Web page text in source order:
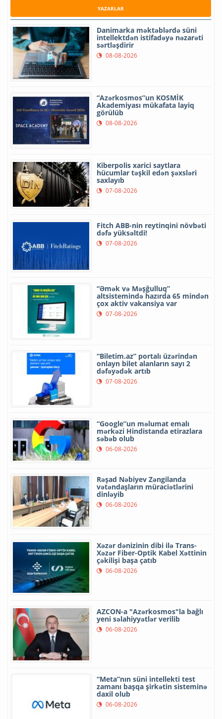
YAZARLAR
Danimarka məktəblərdə süni
intellektdən istifadəyə nəzarəti
sərtləşdirir
08-08-2026
“Azərkosmos”un KOSMİK
Akademiyası mükafata layiq
görülüb
08-08-2026
Kiberpolis xarici saytlara
hücumlar təşkil edən şəxsləri
saxlayıb
07-08-2026
Fitch ABB-nin reytinqini növbəti
dəfə yüksəltdi!
07-08-2026
“Əmək və Məşğulluq”
altsistemində hazırda 65 mindən
çox aktiv vakansiya var
07-08-2026
“Biletim.az” portalı üzərindən
onlayn bilet alanların sayı 2
dəfəyədək artıb
07-08-2026
“Google”un məlumat emalı
mərkəzi Hindistanda etirazlara
səbəb olub
06-08-2026
Rəşad Nəbiyev Zəngilanda
vətəndaşların müraciətlərini
dinləyib
06-08-2026
Xəzər dənizinin dibi ilə Trans-
Xəzər Fiber-Optik Kabel Xəttinin
çəkilişi başa çatıb
06-08-2026
AZCON-a "Azərkosmos"la bağlı
yeni səlahiyyətlər verilib
06-08-2026
“Meta”nın süni intellekti test
zamanı başqa şirkətin sisteminə
daxil olub
06-08-2026